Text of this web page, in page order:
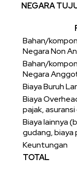
NEGARA
Bahan/
Negara Non
Bahan/
Negara
Biaya Buruh
Biaya
pajak, asuransi
Biaya lainnya
gudang, biaya
Keuntungan
TOTAL